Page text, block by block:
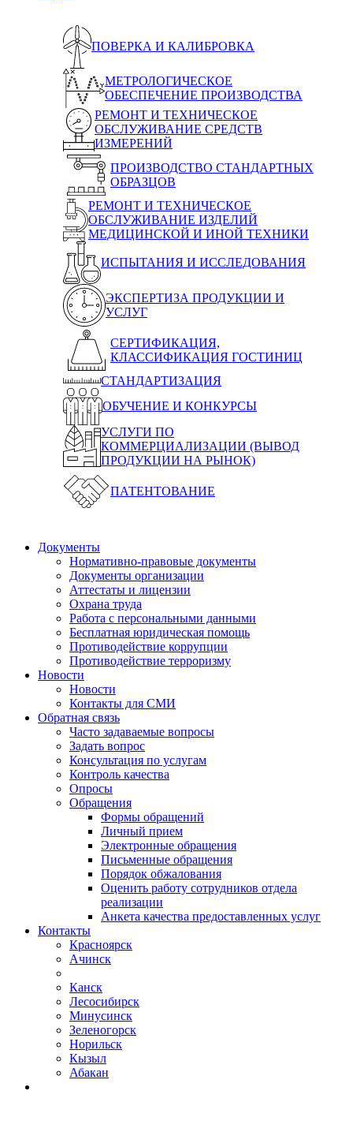
ПОВЕРКА И КАЛИБРОВКА
МЕТРОЛОГИЧЕСКОЕ
ОБЕСПЕЧЕНИЕ ПРОИЗВОДСТВА
РЕМОНТ И ТЕХНИЧЕСКОЕ
ОБСЛУЖИВАНИЕ СРЕДСТВ
ИЗМЕРЕНИЙ
ПРОИЗВОДСТВО СТАНДАРТНЫХ
ОБРАЗЦОВ
РЕМОНТ И ТЕХНИЧЕСКОЕ
ОБСЛУЖИВАНИЕ ИЗДЕЛИЙ
МЕДИЦИНСКОЙ И ИНОЙ ТЕХНИКИ
ИСПЫТАНИЯ И ИССЛЕДОВАНИЯ
ЭКСПЕРТИЗА ПРОДУКЦИИ И
УСЛУГ
СЕРТИФИКАЦИЯ,
КЛАССИФИКАЦИЯ ГОСТИНИЦ
СТАНДАРТИЗАЦИЯ
ОБУЧЕНИЕ И КОНКУРСЫ
УСЛУГИ ПО
КОММЕРЦИАЛИЗАЦИИ (ВЫВОД
ПРОДУКЦИИ НА РЫНОК)
ПАТЕНТОВАНИЕ
Документы
Нормативно-правовые документы
Документы организации
Аттестаты и лицензии
Охрана труда
Работа с персональными данными
Бесплатная юридическая помощь
Противодействие коррупции
Противодействие терроризму
Новости
Новости
Контакты для СМИ
Обратная связь
Часто задаваемые вопросы
Задать вопрос
Консультация по услугам
Контроль качества
Опросы
Обращения
Формы обращений
Личный прием
Электронные обращения
Письменные обращения
Порядок обжалования
Оценить работу сотрудников отдела
реализации
Анкета качества предоставленных услуг
Контакты
Красноярск
Ачинск
Канск
Лесосибирск
Минусинск
Зеленогорск
Норильск
Кызыл
Абакан